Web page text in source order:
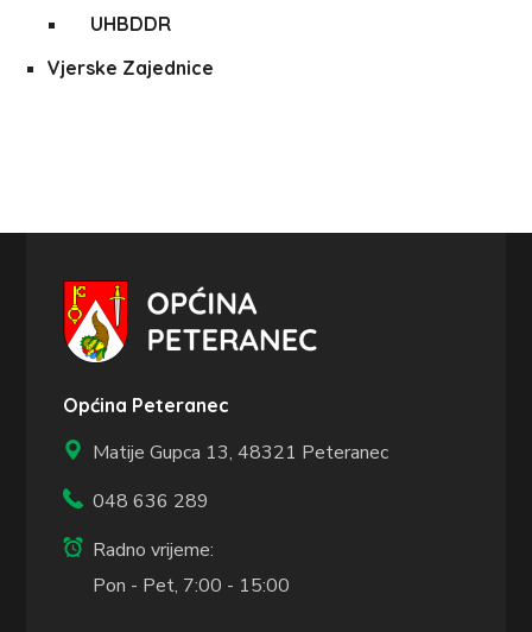
UHBDDR
Vjerske Zajednice
Općina Peteranec
Matije Gupca 13,48321 Peteranec
048 636 289
Radno vrijeme:
Pon - Pet, 7:00 - 15:00